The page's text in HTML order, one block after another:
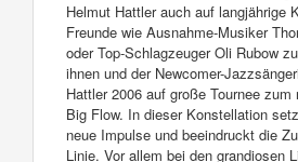
Helmut Hattler auch auf langjährige
Freunde wie Ausnahme-Musiker
oder Top-Schlagzeuger Oli Rubow
ihnen und der Newcomer-
Hattler 2006 auf große Tournee
Big Flow. In dieser Konstellation
neue Impulse und beeindruckt die
Linie. Vor allem bei den grandiosen